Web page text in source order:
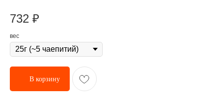
732 ₽
вес
В корзину